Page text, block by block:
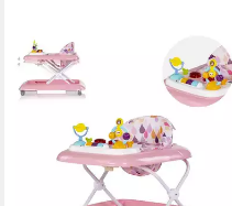
CHIPOLINO
Lauflernhilfe Baby Steps,
Silikon, Spielpanel Räder
Stopper klappbar Licht,
Spielcenter
lieferbar in 3 Wochen